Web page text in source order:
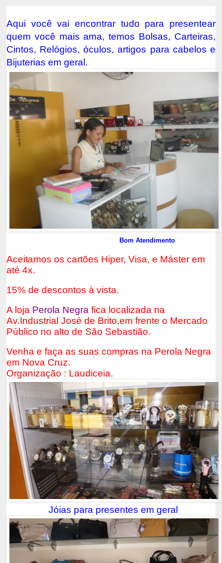
Aqui você vai encontrar tudo para presentear
quem você mais ama, temos Bolsas, Carteiras,
Cintos, Relógios, óculos, artigos para cabelos e
Bijuterias em geral.
Bom Atendimento
Aceitamos os cartões Hiper, Visa, e Máster em
até 4x.
15% de descontos à vista.
A loja Perola Negrafica localizada na
Av.Industrial José de Brito,em frente o Mercado
Público no alto de São Sebastião.
Venha e faça as suas compras na Perola Negra
em Nova Cruz.
Organização : Laudiceia.
Jóias para presentes em geral